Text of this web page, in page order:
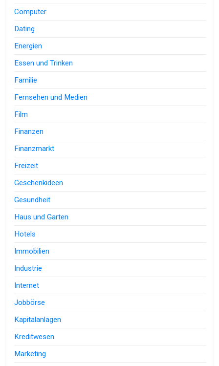
Computer
Dating
Energien
Essen und Trinken
Familie
Fernsehen und Medien
Film
Finanzen
Finanzmarkt
Freizeit
Geschenkideen
Gesundheit
Haus und Garten
Hotels
Immobilien
Industrie
Internet
Jobbörse
Kapitalanlagen
Kreditwesen
Marketing